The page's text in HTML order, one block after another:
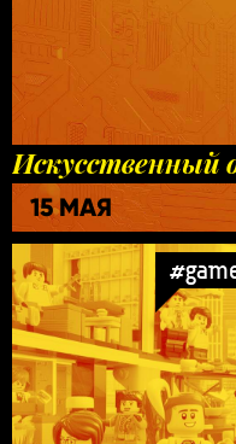
Искусственный
15 МАЯ